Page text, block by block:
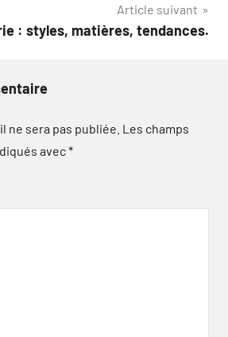
Article suivant
: styles, matières, tendances.
ne sera pas publiée. Les champs
avec*